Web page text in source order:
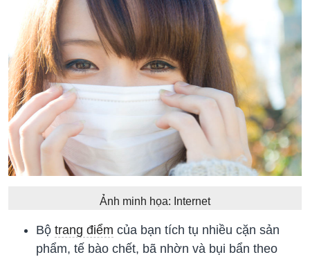
Ảnh minh họa: Internet
Bộ trang điểm của bạn tích tụ nhiều cặn sản
phẩm, tế bào chết, bã nhờn và bụi bẩn theo